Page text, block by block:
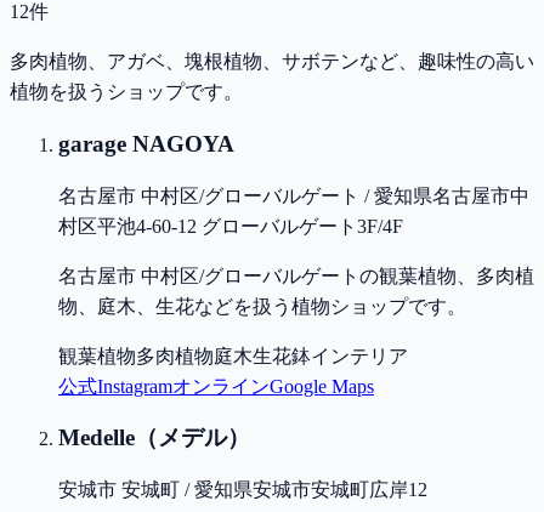
12件
多肉植物、アガベ、塊根植物、サボテンなど、趣味性の高い
植物を扱うショップです。
garage NAGOYA
名古屋市 中村区/グローバルゲート / 愛知県名古屋市中
村区平池4-60-12 グローバルゲート3F/4F
名古屋市 中村区/グローバルゲートの観葉植物、多肉植
物、庭木、生花などを扱う植物ショップです。
観葉植物多肉植物庭木生花鉢インテリア
公式InstagramオンラインGoogle Maps
Medelle（メデル）
安城市 安城町 / 愛知県安城市安城町広岸12